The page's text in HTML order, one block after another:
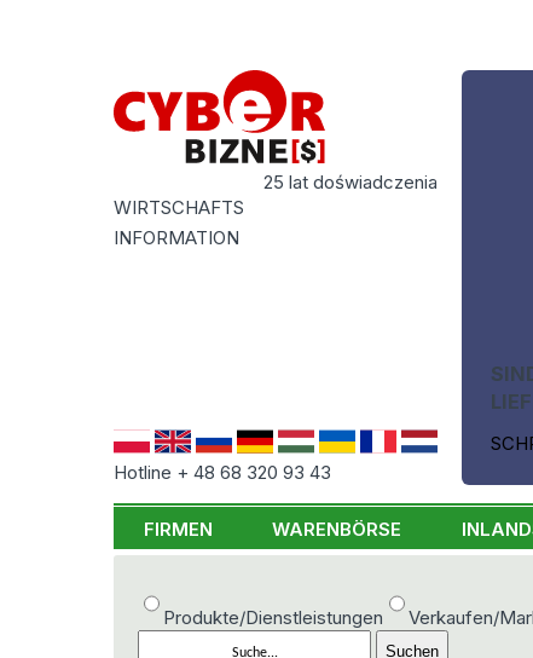
25 lat doświadczenia
WIRTSCHAFTS
INFORMATION
Hotline + 48 68 320 93 43
FIRMEN WARENBÖRSE
Produkte/Dienstleistungen Verkaufen/